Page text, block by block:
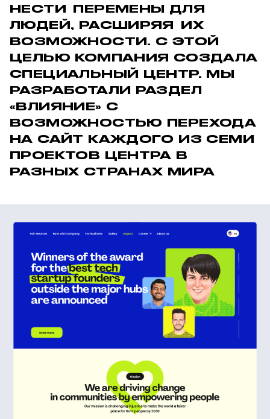
НЕСТИ ПЕРЕМЕНЫ ДЛЯ
ЛЮДЕЙ, РАСШИРЯЯ ИХ
ВОЗМОЖНОСТИ. С ЭТОЙ
ЦЕЛЬЮ КОМПАНИЯ СОЗДАЛА
СПЕЦИАЛЬНЫЙ ЦЕНТР. МЫ
РАЗРАБОТАЛИ РАЗДЕЛ
«ВЛИЯНИЕ» С
ВОЗМОЖНОСТЬЮ ПЕРЕХОДА
НА САЙТ КАЖДОГО ИЗ СЕМИ
ПРОЕКТОВ ЦЕНТРА В
РАЗНЫХ СТРАНАХ МИРА